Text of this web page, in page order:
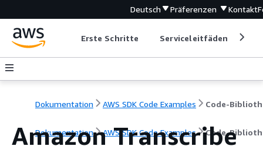
Deutsch Präferenzen Kontakt
Erste Schritte Serviceleitfäden
Dokumentation AWS SDK Code Examples Code-
Dokumentation AWS SDK Code Examples Code-
Amazon Transcribe